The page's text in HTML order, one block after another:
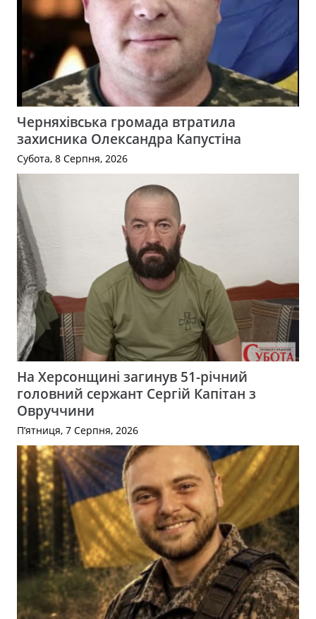
Черняхівська громада втратила
захисника Олександра Капустіна
Субота, 8 Серпня, 2026
На Херсонщині загинув 51-річний
головний сержант Сергій Капітан з
Овруччини
П’ятниця, 7 Серпня, 2026